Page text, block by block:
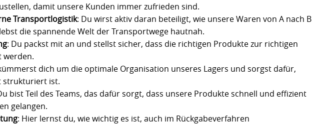
damit unsere Kunden immer zufrieden sind.
Transportlogistik: Du wirst aktiv daran beteiligt, wie unsere Waren von A nach B
die spannende Welt der Transportwege hautnah.
: Du packst mit an und stellst sicher, dass die richtigen Produkte zur richtigen
werden.
dich um die optimale Organisation unseres Lagers und sorgst dafür,
strukturiert ist.
bist Teil des Teams, das dafür sorgt, dass unsere Produkte schnell und effizient
gelangen.
: Hier lernst du, wie wichtig es ist, auch im Rückgabeverfahren